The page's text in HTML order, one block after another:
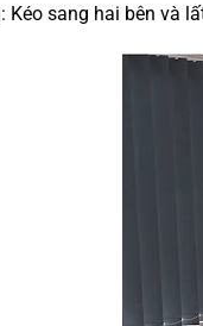
Kéo sang hai bên và